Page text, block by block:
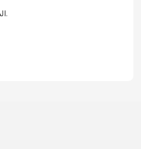
يمكنك شراء لوح MDF الصديق للبيئة من الصين بسعر رخيص من تجار التجزئة عبر الإنترنت، أو متاجر تحسين المنازل، أو مباشرة من الشركات المصنعة في الصين.